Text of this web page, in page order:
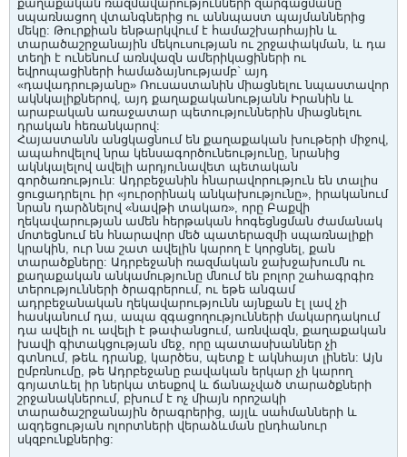
քաղաքական ռազմավարությունների զարգացմանը
սպառնացող վտանգներից ու աննպաստ պայմաններից
մեկը: Թուրքիան ենթարկվում է համաշխարհային և
տարածաշրջանային մեկուսության ու շրջափակման, և դա
տեղի է ունենում առնվազն ամերիկացիների ու
եվրոպացիների համաձայնությամբ` այդ
«դավադրությանը» Ռուսաստանին միացնելու նպաստավոր
ակնկալիքներով, այդ քաղաքականությանն Իրանին և
արաբական առաջատար պետություններին միացնելու
դրական հեռանկարով:
Հայաստանն անցկացնում են քաղաքական խութերի միջով,
ապահովելով նրա կենսագործունեությունը, նրանից
ակնկալելով ավելի արդյունավետ պետական
գործառություն: Ադրբեջանին հնարավորություն են տալիս
ցուցադրելու իր «յուրօրինակ անկախությունը», իրականում
նրան դարձնելով «նավթի տակառ», որը Բաքվի
ղեկավարության ամեն հերթական հոգեցնցման ժամանակ
մոտեցնում են հնարավոր մեծ պատերազմի սպառնալիքի
կրակին, ուր նա շատ ավելին կարող է կորցնել, քան
տարածքները: Ադրբեջանի ռազմական ջախջախումն ու
քաղաքական անկամությունը մնում են բոլոր շահագրգիռ
տերությունների ծրագրերում, ու եթե անգամ
ադրբեջանական ղեկավարությունն այնքան էլ լավ չի
հասկանում դա, ապա զգացողությունների մակարդակում
դա ավելի ու ավելի է թափանցում, առնվազն, քաղաքական
խավի գիտակցության մեջ, որը պատասխաններ չի
գտնում, թեև դրանք, կարծես, պետք է ակնհայտ լինեն: Այն
ըմբռնումը, թե Ադրբեջանը բավական երկար չի կարող
գոյատևել իր ներկա տեսքով և ճանաչված տարածքների
շրջանակներում, բխում է ոչ միայն որոշակի
տարածաշրջանային ծրագրերից, այլև սահմանների և
ազդեցության ոլորտների վերաձևման ընդհանուր
սկզբունքներից: